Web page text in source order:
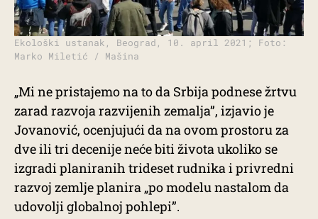
Ekološki ustanak, Beograd, 10. april 2021; Foto:
Marko Miletić / Mašina
„Mi ne pristajemo na to da Srbija podnese žrtvu
zarad razvoja razvijenih zemalja”, izjavio je
Jovanović, ocenjujući da na ovom prostoru za
dve ili tri decenije neće biti života ukoliko se
izgradi planiranih trideset rudnika i privredni
razvoj zemlje planira „po modelu nastalom da
udovolji globalnoj pohlepi”.